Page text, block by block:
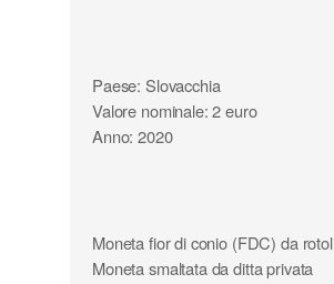
Paese: Slovacchia
Valore nominale: 2 euro
Anno: 2020
Peso: 8,50 gr
Tiratura complessiva: 1.000.000
Moneta fior di conio (FDC) da
Moneta smaltata da ditta privata